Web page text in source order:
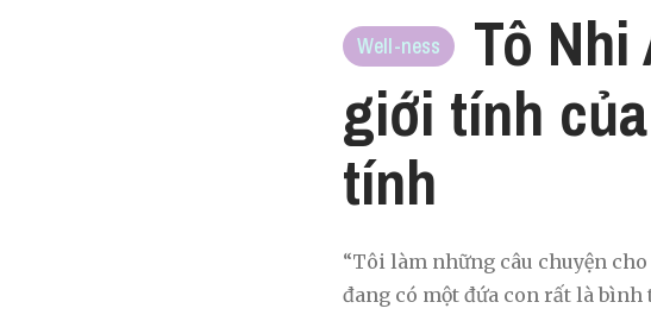
Well-ness
Tô
giới tính
tính
“Tôi làm những câu chuyện
đang có một đứa con rất là bình